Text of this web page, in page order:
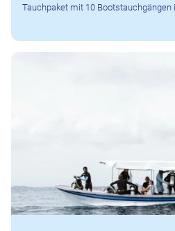
Tauchpaket mit 10 Bootstauchgängen